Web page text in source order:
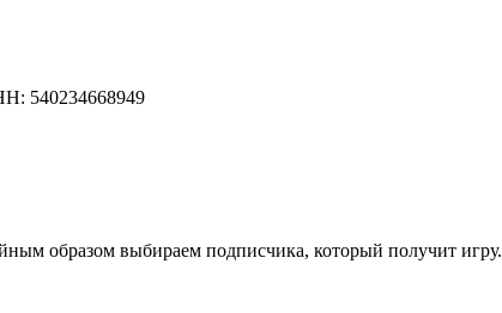
540234668949
образом выбираем подписчика, который получит игру.